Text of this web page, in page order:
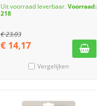
Uit voorraad leverbaar.Voorraad:
218
€23,03
€ 14,17
Vergelijken